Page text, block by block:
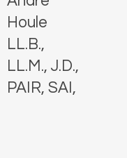
Houle
LL.B.,
LL.M., J.D.,
PAIR, SAI,